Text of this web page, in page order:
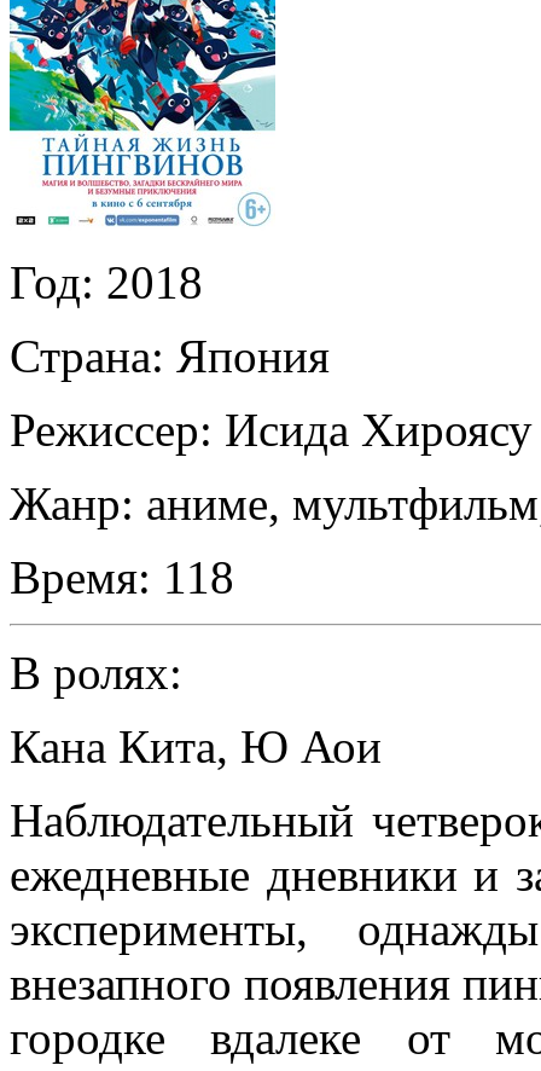
Год: 2018
Страна: Япония
Режиссер: Исида Хироясу
Жанр: аниме,
Время: 118
В ролях:
Кана Кита, Ю Аои
Наблюдательный
ежедневные дневники и
эксперименты,
внезапного появления
городке вдалеке от